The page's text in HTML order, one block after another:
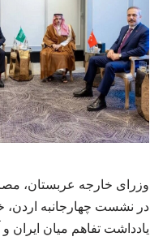
وزرای خارجه عربستان،
در نشست چهارجانبه اردن،
یادداشت تفاهم میان ایران و